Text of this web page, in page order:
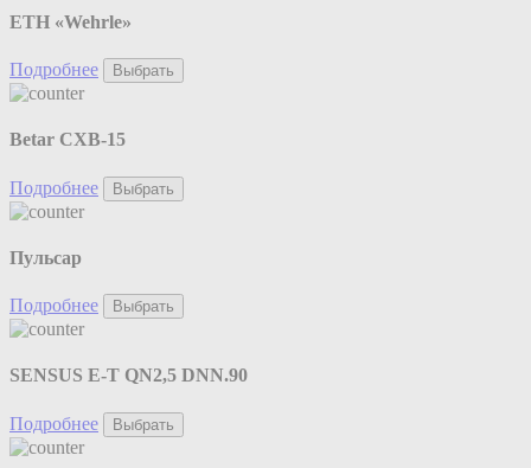
ETH «Wehrle»
Подробнее Выбрать
Betar СХВ-15
Подробнее Выбрать
Пульсар
Подробнее Выбрать
SENSUS E-T QN2,5 DNN.90
Подробнее Выбрать